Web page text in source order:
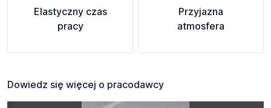
Elastyczny czas
pracy
Przyjazna
atmosfera
Dowiedz się więcej o pracodawcy